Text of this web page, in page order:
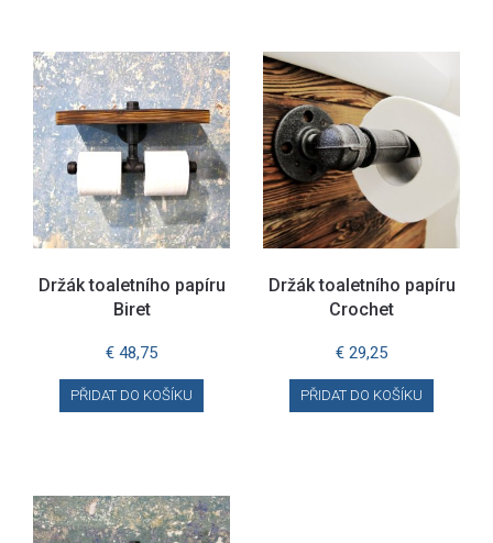
Držák toaletního papíru
Biret
€ 48,75
PŘIDAT DO KOŠÍKU
Držák toaletního papíru
Crochet
€ 29,25
PŘIDAT DO KOŠÍKU